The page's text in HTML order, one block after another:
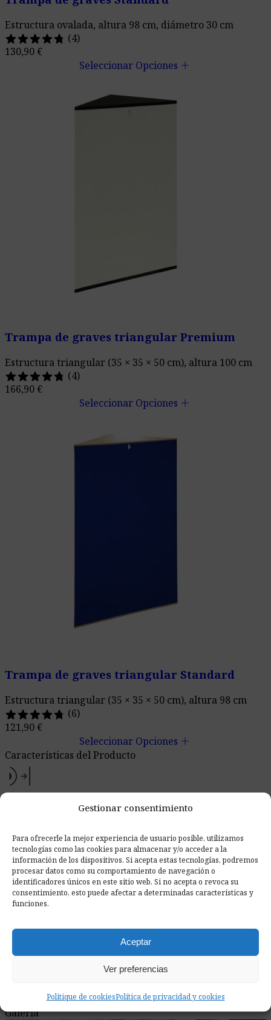
Gestionar consentimiento
Para ofrecerle la mejor experiencia de usuario posible, utilizamos
tecnologías como las cookies para almacenar y/o acceder a la
información de los dispositivos. Si acepta estas tecnologías, podremos
procesar datos como su comportamiento de navegación o
identificadores únicos en este sitio web. Si no acepta o revoca su
consentimiento, esto puede afectar a determinadas características y
funciones.
Aceptar
Ver preferencias
Politique de cookiesPolítica de privacidad y cookies
Estructura ovalada, altura 98 cm, diámetro 30 cm
(4)
130,90 €
Seleccionar Opciones add
Trampa de graves triangular Premium
Estructura triangular (35 × 35 × 50 cm), altura 100 cm
(4)
166,90 €
Seleccionar Opciones add
Trampa de graves triangular Standard
Estructura triangular (35 × 35 × 50 cm), altura 98 cm
(6)
121,90 €
Seleccionar Opciones add
Características del Producto
Con el producto recibirás un kit completo para montaje
en pared. A petición, incluiremos un kit para montaje en
techo.
diamond
Materiales de Alta Calidad
una durabilidad que te acompaña durante muchos años.
Garantía de 3 años
Estamos seguros de nuestras soluciones, por eso
productos.
Galeria